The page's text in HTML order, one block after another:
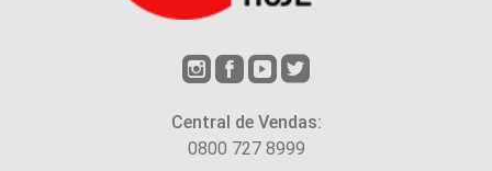
Central de Vendas:
0800 727 8999